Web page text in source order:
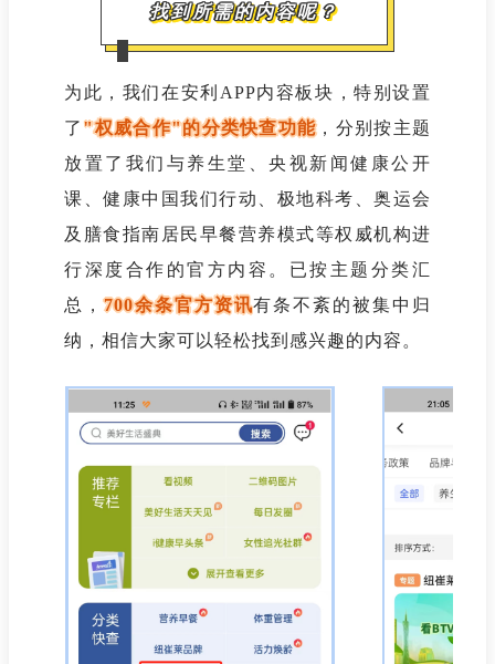
找到所需的内容呢？
为此，我们在安利APP内容板块，特别设置
了 "权威合作"的分类快查功能，分别按主题
放置了我们与养生堂、央视新闻健康公开
课、健康中国我们行动、极地科考、奥运会
及膳食指南居民早餐营养模式等权威机构进
行深度合作的官方内容。已按主题分类汇
总，700余条官方资讯有条不紊的被集中归
纳，相信大家可以轻松找到感兴趣的内容。